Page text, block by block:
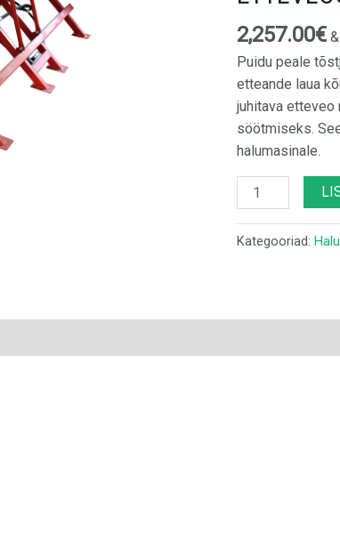
2,257.00€
Puidu peale
etteande laua
juhitava etteveo
söötmiseks.
halumasinale.
Kategooriad: